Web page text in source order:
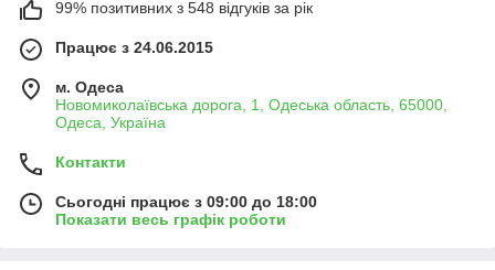
99% позитивних з 548 відгуків за рік
Працює з 24.06.2015
м. Одеса
Новомиколаївська дорога, 1, Одеська область, 65000,
Одеса, Україна
Контакти
Сьогодні працює з 09:00 до 18:00
Показати весь графік роботи